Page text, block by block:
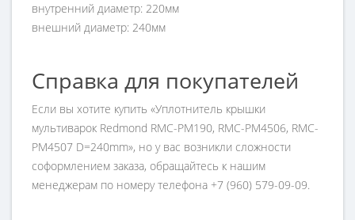
внутренний диаметр: 220мм
внешний диаметр: 240мм
Справка для покупателей
Если вы хотите купить «Уплотнитель крышки
мультиварок Redmond RMC-PM190, RMC-PM4506, RMC-
PM4507 D=240mm», но у вас возникли сложности
соформлением заказа, обращайтесь к нашим
менеджерам по номеру телефона +7 (960) 579-09-09.